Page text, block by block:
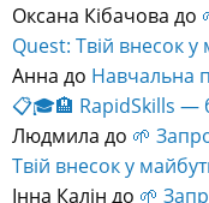
Оксана Кібачова до
Quest: Твій внесок
Анна до Навчальна
📋🎓🏨 RapidSkills —
Людмила до 🌱
Твій внесок у
Інна Калін до 🌱